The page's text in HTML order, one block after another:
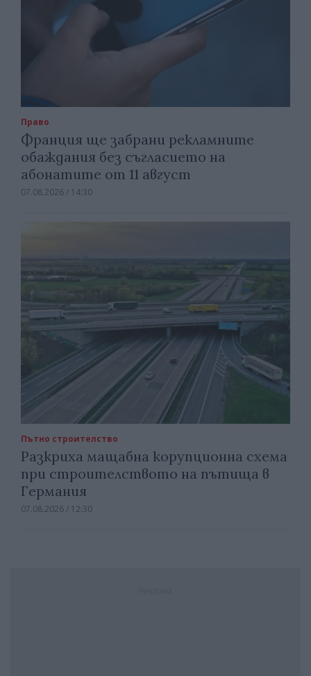
Право
Франция ще забрани рекламните
обаждания без съгласието на
абонатите от 11 август
07.08.2026 / 14:30
Пътно строителство
Разкриха мащабна корупционна схема
при строителството на пътища в
Германия
07.08.2026 / 12:30